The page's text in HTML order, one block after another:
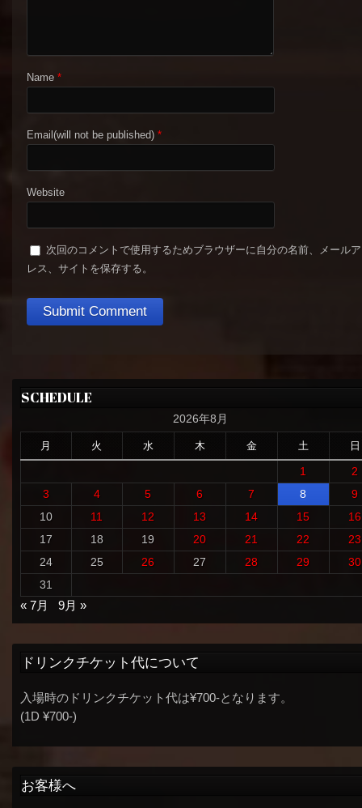
Name *
Email(will not be published) *
Website
次回のコメントで使用するためブラウザーに自分の名前、メール
レス、サイトを保存する。
SCHEDULE
2026年8月
月 火 水 木 金 土 日
1
2
3
4 5 6 7 8
9
10
11 12 13 14 15
16
17
18 19 20 21 22
23
24
25 26 27 28 29
30
31
« 7月
9月 »
ドリンクチケット代について
入場時のドリンクチケット代は¥700-となります。
(1D ¥700-)
お客様へ